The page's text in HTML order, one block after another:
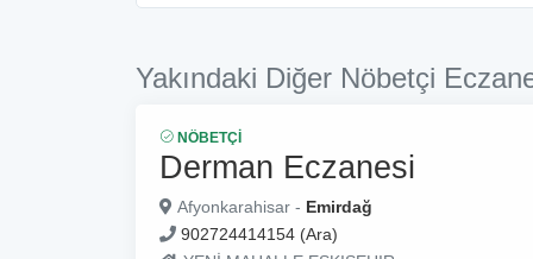
Yakındaki Diğer Nöbetçi
NÖBETÇI
Derman Eczanesi
Afyonkarahisar - Emirdağ
902724414154 (Ara)